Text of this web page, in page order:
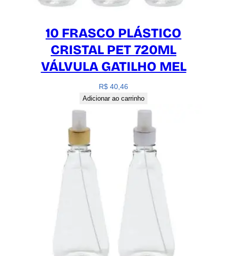
10 FRASCO PLÁSTICO
CRISTAL PET 720ML
VÁLVULA GATILHO MEL
R$ 40,46
Adicionar ao carrinho